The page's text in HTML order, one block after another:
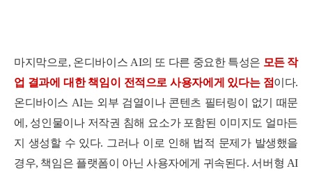
마지막으로, 온디바이스 AI의 또 다른 중요한 특성은 모든 작
업 결과에 대한 책임이 전적으로 사용자에게 있다는 점이다.
온디바이스 AI는 외부 검열이나 콘텐츠 필터링이 없기 때문
에, 성인물이나 저작권 침해 요소가 포함된 이미지도 얼마든
지 생성할 수 있다. 그러나 이로 인해 법적 문제가 발생했을
경우, 책임은 플랫폼이 아닌 사용자에게 귀속된다. 서버형 AI